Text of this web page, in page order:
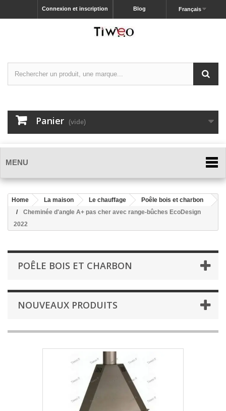
Français
Blog
Connexion et inscription
Panier (vide)
MENU
Home La maison Le chauffage
Poêle bois et charbon
Cheminée d'angle A+ pas cher avec range-bûches EcoDesign
2022
POÊLE BOIS ET CHARBON
NOUVEAUX PRODUITS